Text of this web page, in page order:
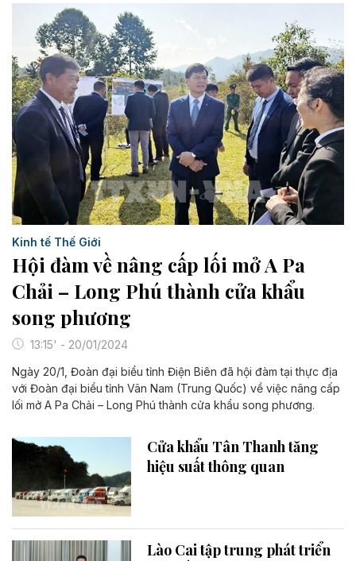
Kinh tế Thế Giới
Hội đàm về nâng cấp lối mở A Pa
Chải – Long Phú thành cửa khẩu
song phương
13:15' - 20/01/2024
Ngày 20/1, Đoàn đại biểu tỉnh Điện Biên đã hội đàm tại thực địa
với Đoàn đại biểu tỉnh Vân Nam (Trung Quốc) về việc nâng cấp
lối mở A Pa Chải – Long Phú thành cửa khẩu song phương.
Cửa khẩu Tân Thanh tăng
hiệu suất thông quan
Lào Cai tập trung phát triển